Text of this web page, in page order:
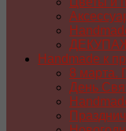
Handmade к
8 марта.
День